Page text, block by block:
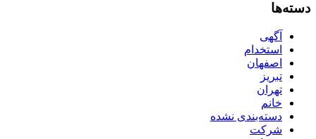
دسته‌ها
آگهی
استخدام
اصفهان
تبریز
تهران
خانم
دسته‌بندی نشده
شرکت